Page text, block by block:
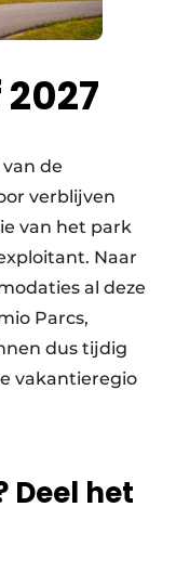
de
verblijven
van het park
Naar
al deze
Parcs,
dus tijdig
vakantieregio
Deel het